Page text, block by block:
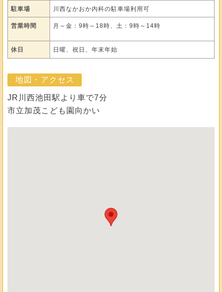
駐車場 川西なかおか内科の駐車場利用可
営業時間 月～金：9時～18時、土：9時～14時
休日 日曜、祝日、年末年始
地図・アクセス
JR川西池田駅より車で7分
市立加茂こども園向かい